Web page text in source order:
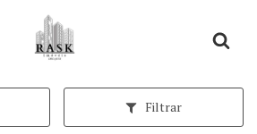
Página inicial
Filtrar